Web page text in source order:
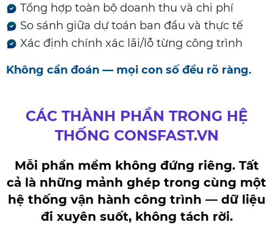
Tổng hợp toàn bộ doanh thu và chi phí
So sánh giữa dự toán ban đầu và thực tế
Xác định chính xác lãi/lỗ từng công trình
Không cần đoán — mọi con số đều rõ ràng.
CÁC THÀNH PHẦN TRONG HỆ
THỐNG CONSFAST.VN
Mỗi phần mềm không đứng riêng. Tất
cả là những mảnh ghép trong cùng một
hệ thống vận hành công trình — dữ liệu
đi xuyên suốt, không tách rời.